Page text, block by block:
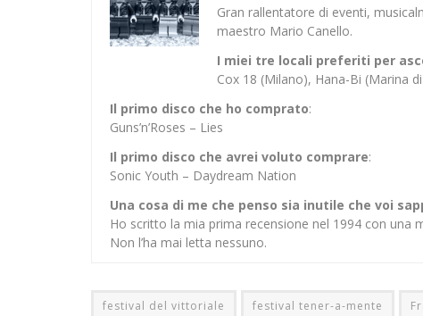
Gran rallentatore di eventi,
maestro Mario Canello.
I miei tre locali preferiti per
Cox 18 (Milano), Hana-Bi (Marina
Il primo disco che ho comprato:
Guns’n’Roses – Lies
Il primo disco che avrei voluto comprare:
Sonic Youth – Daydream Nation
Una cosa di me che penso sia inutile che voi
Ho scritto la mia prima recensione nel 1994 con una
Non l’ha mai letta nessuno.
festival del vittoriale festival tener-a-mente